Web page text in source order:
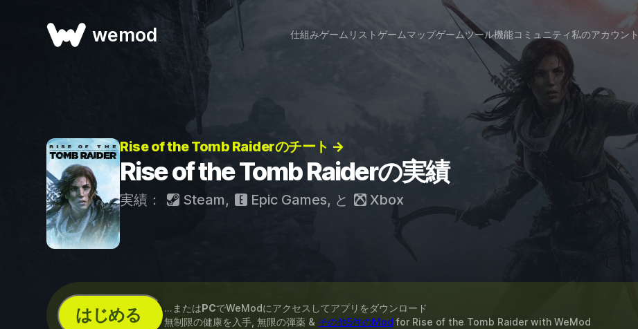
wemod 仕組みゲームリストゲームマップゲームツール機能コミュニティ私のアカウント
Rise of the Tomb Raiderのチート →
Rise of the Tomb Raiderの実績
実績： Steam, Epic Games, と Xbox
はじめる ...またはPCでWeModにアクセスしてアプリをダウンロード
無制限の健康を入手, 無限の弾薬 & その他5件のMod for Rise of the Tomb Raider with WeMod